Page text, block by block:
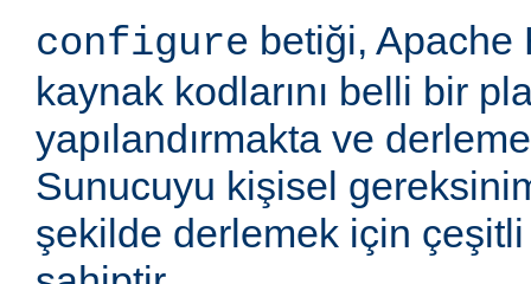
configure betiği, Apache
kaynak kodlarını belli bir
yapılandırmakta ve
Sunucuyu kişisel
şekilde derlemek için